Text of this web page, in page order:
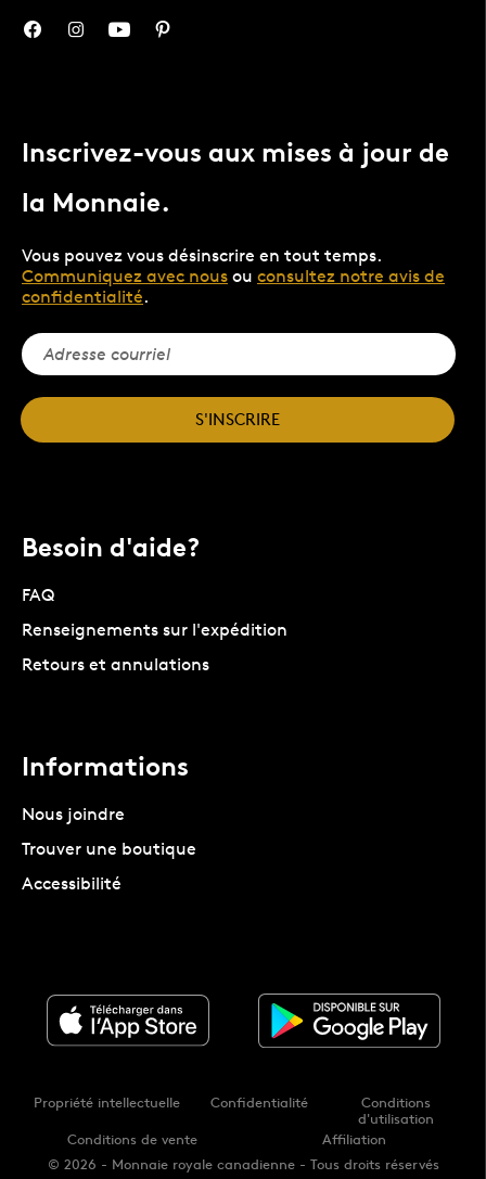
Inscrivez-vous aux mises à jour de
la Monnaie.
Vous pouvez vous désinscrire en tout temps.
Communiquez avec nous ou consultez notre avis de
confidentialité.
S'INSCRIRE
Besoin d'aide?
FAQ
Renseignements sur l'expédition
Retours et annulations
Informations
Nous joindre
Trouver une boutique
Accessibilité
© 2026 - Monnaie royale canadienne - Tous droits réservés
Propriété intellectuelle Confidentialité
Conditions
d'utilisation
Conditions de vente
Affiliation